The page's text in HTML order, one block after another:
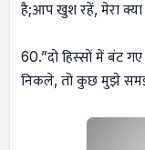
है;आप खुश रहें, मेरा
60.”दो हिस्सों में बंट
निकले, तो कुछ मुझे